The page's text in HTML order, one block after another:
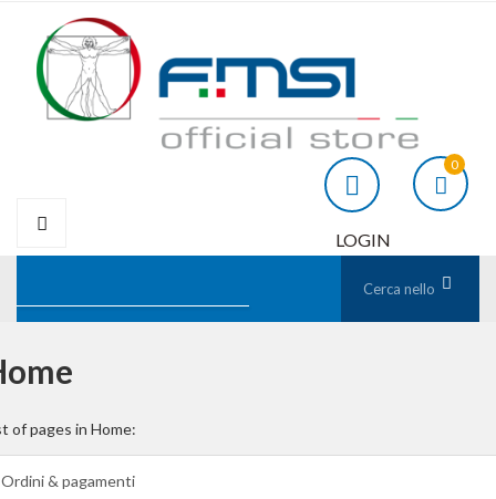
LOGIN
0
of pages in Home:
Ordini & pagamenti